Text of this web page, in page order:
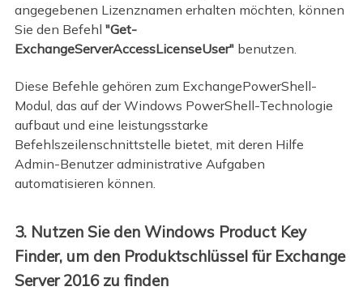
angegebenen Lizenznamen erhalten möchten, können
Sie den Befehl "Get-
ExchangeServerAccessLicenseUser"benutzen.
Diese Befehle gehören zum ExchangePowerShell-
Modul, das auf der Windows PowerShell-Technologie
aufbaut und eine leistungsstarke
Befehlszeilenschnittstelle bietet, mit deren Hilfe
Admin-Benutzer administrative Aufgaben
automatisieren können.
3. Nutzen Sie den Windows Product Key
Finder, um den Produktschlüssel für Exchange
Server 2016 zu finden